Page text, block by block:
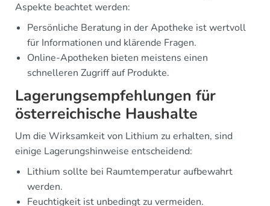
Aspekte beachtet werden:
Persönliche Beratung in der Apotheke ist wertvoll
für Informationen und klärende Fragen.
Online-Apotheken bieten meistens einen
schnelleren Zugriff auf Produkte.
Lagerungsempfehlungen für
österreichische Haushalte
Um die Wirksamkeit von Lithium zu erhalten, sind
einige Lagerungshinweise entscheidend:
Lithium sollte bei Raumtemperatur aufbewahrt
werden.
Feuchtigkeit ist unbedingt zu vermeiden.